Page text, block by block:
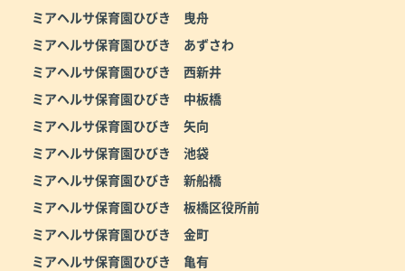
ミアヘルサ保育園ひびき 曳舟
ミアヘルサ保育園ひびき あずさわ
ミアヘルサ保育園ひびき 西新井
ミアヘルサ保育園ひびき 中板橋
ミアヘルサ保育園ひびき 矢向
ミアヘルサ保育園ひびき 池袋
ミアヘルサ保育園ひびき 新船橋
ミアヘルサ保育園ひびき 板橋区役所前
ミアヘルサ保育園ひびき 金町
ミアヘルサ保育園ひびき 亀有